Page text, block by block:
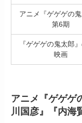
アニメ『ゲゲゲの鬼
第6期
『ゲゲゲの鬼太郎
映画
アニメ『ゲゲゲ
川国彦』『内海